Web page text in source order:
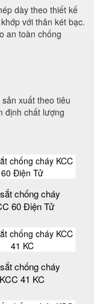
dày theo thiết kế
với thân két bạc.
an toàn chống
xuất theo tiêu
định chất lượng
chống cháy
60 Điện Tử
chống cháy
KCC 41 KC